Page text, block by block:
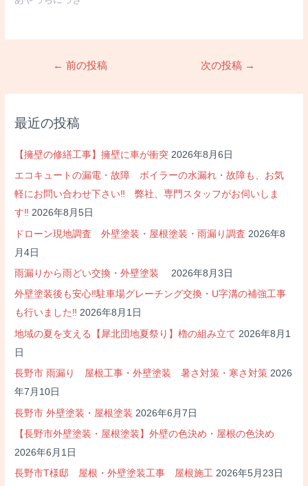
最近の投稿
【擁壁の修繕工事】擁壁に車が衝突 2026年8月6日
エコキュートの漏電・故障 ボイラーの水漏れ・故障も、お気
軽にお問い合わせ下さい‼ 弊社、専門スタッフがお伺いしま
す‼ 2026年8月5日
ドローン現地調査 外壁塗装・屋根塗装・雨漏り調査 2026年8
月4日
雨漏りから雨どい交換・外壁塗装 2026年8月3日
外壁塗装後も安心‼駐車場グレーチング交換・U字溝の補強工事
も行いました‼ 2026年8月1日
地域の夏を支える【犀北団地夏祭り】櫓の組み立て 2026年8月1
日
長野市 雨漏り 屋根工事・外壁塗装 暑さ対策・寒さ対策 2026
年7月10日
長野市 外壁塗装・屋根塗装 2026年6月7日
【長野市外壁塗装・屋根塗装】外壁の色決め・屋根の色決め
2026年6月1日
長野市T様邸 屋根・外壁塗装工事 屋根施工 2026年5月23日
ナ
ゲ
ー
ョ
ン
← 前の投稿 次の投稿 →